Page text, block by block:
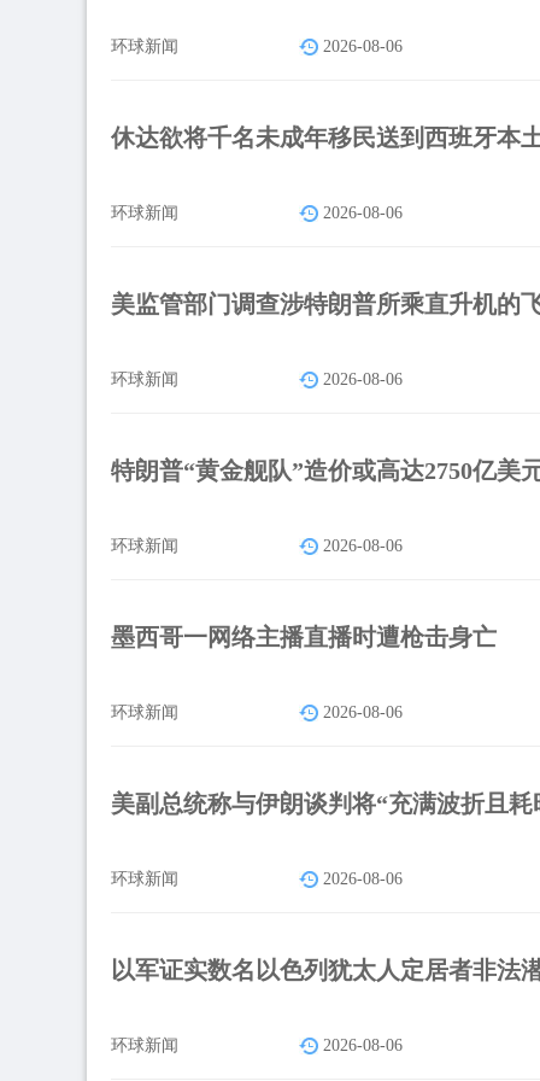
环球新闻 2026-08-06
休达欲将千名未成年移民送到西班牙本
环球新闻 2026-08-06
美监管部门调查涉特朗普所乘直升机的
环球新闻 2026-08-06
特朗普“黄金舰队”造价或高达2750亿美
环球新闻 2026-08-06
墨西哥一网络主播直播时遭枪击身亡
环球新闻 2026-08-06
美副总统称与伊朗谈判将“充满波折且耗
环球新闻 2026-08-06
以军证实数名以色列犹太人定居者非法
环球新闻 2026-08-06